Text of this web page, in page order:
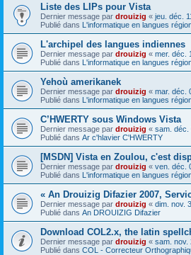
Liste des LIPs pour Vista
Dernier message par drouizig « jeu. déc.
Publié dans L'informatique en langues
L'archipel des langues indiennes
Dernier message par drouizig « mer. déc.
Publié dans L'informatique en langues
Yehoù amerikanek
Dernier message par drouizig « mar. déc.
Publié dans L'informatique en langues
C’HWERTY sous Windows Vista
Dernier message par drouizig « sam. déc.
Publié dans Ar c'hlavier C'HWERTY
[MSDN] Vista en Zoulou, c'est
Dernier message par drouizig « ven. déc.
Publié dans L'informatique en langues
« An Drouizig Difazier 2007,
Dernier message par drouizig « dim. nov.
Publié dans An DROUIZIG Difazier
Download COL2.x, the latin
Dernier message par drouizig « sam. nov.
Publié dans COL - Correcteur